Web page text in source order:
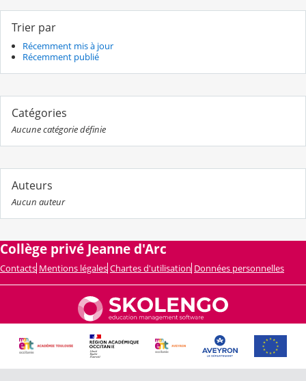
Trier par
Récemment mis à jour
Récemment publié
Catégories
Aucune catégorie définie
Auteurs
Aucun auteur
Collège privé Jeanne d'Arc
Contacts Mentions légales Chartes d'utilisation Données personnelles